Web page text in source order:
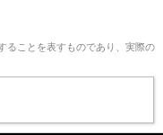
ることを表すものであり、実際の